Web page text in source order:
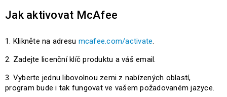
Jak aktivovat McAfee
Klikněte na adresu mcafee.com/activate.
Zadejte licenční klíč produktu a váš email.
Vyberte jednu libovolnou zemi z nabízených oblastí,
program bude i tak fungovat ve vašem požadovaném jazyce.